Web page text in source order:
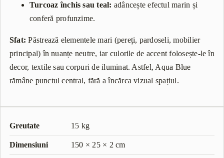
Turcoaz închis sau teal: adâncește efectul marin și
conferă profunzime.
Sfat: Păstrează elementele mari (pereți, pardoseli, mobilier
principal) în nuanțe neutre, iar culorile de accent folosește-le în
decor, textile sau corpuri de iluminat. Astfel, Aqua Blue
rămâne punctul central, fără a încărca vizual spațiul.
Greutate 15 kg
Dimensiuni 150 × 25 × 2 cm